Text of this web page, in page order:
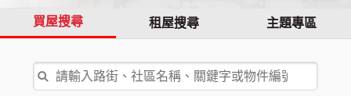
買屋搜尋 租屋搜尋 主題專區